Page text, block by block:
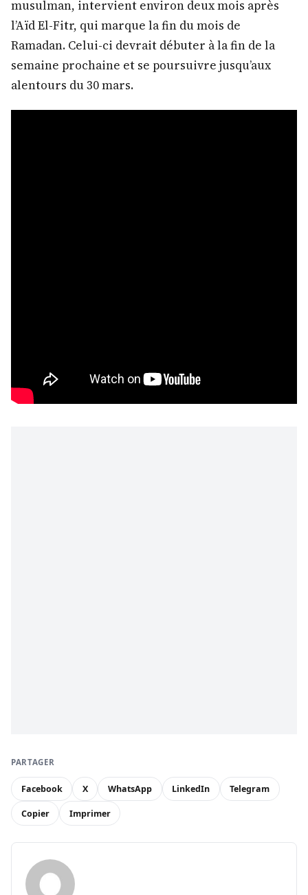
musulman, intervient environ deux mois après
l’Aïd El-Fitr, qui marque la fin du mois de
Ramadan. Celui-ci devrait débuter à la fin de la
semaine prochaine et se poursuivre jusqu’aux
alentours du 30 mars.
PARTAGER
Facebook X WhatsApp LinkedIn Telegram
Copier Imprimer